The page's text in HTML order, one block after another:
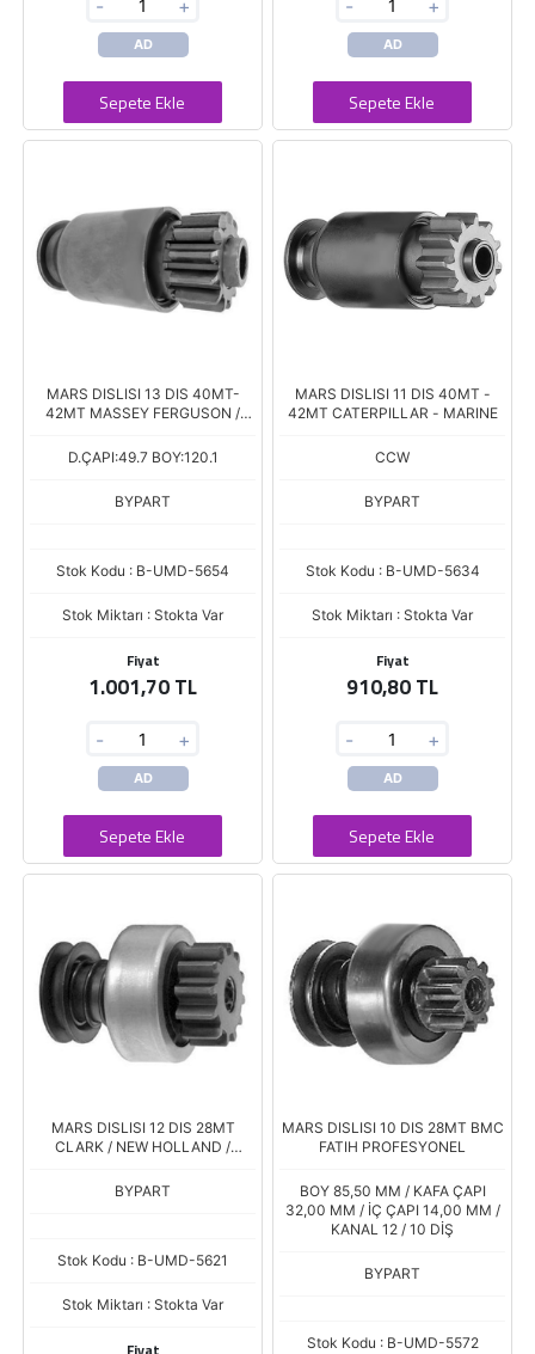
- +
AD
Sepete Ekle
- +
AD
Sepete Ekle
MARS DISLISI 13 DIS 40MT-
42MT MASSEY FERGUSON /
D.ÇAPI:49.7 BOY:120.1
BYPART
Stok Kodu : B-UMD-5654
Stok Miktarı : Stokta Var
Fiyat
1.001,70 TL
- +
AD
Sepete Ekle
MARS DISLISI 11 DIS 40MT -
42MT CATERPILLAR - MARINE
CCW
BYPART
Stok Kodu : B-UMD-5634
Stok Miktarı : Stokta Var
Fiyat
910,80 TL
- +
AD
Sepete Ekle
MARS DISLISI 12 DIS 28MT
CLARK / NEW HOLLAND /
MERCEDES BENZ
BYPART
Stok Kodu : B-UMD-5621
Stok Miktarı : Stokta Var
MARS DISLISI 10 DIS 28MT BMC
FATIH PROFESYONEL
BOY 85,50 MM / KAFA ÇAPI
32,00 MM / İÇ ÇAPI 14,00 MM /
KANAL 12 / 10 DİŞ
BYPART
Stok Kodu : B-UMD-5572